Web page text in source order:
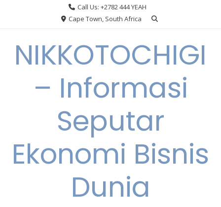
Call Us: +2782 444 YEAH
Cape Town, South Africa
NIKKOTOCHIGI
– Informasi
Seputar
Ekonomi Bisnis
Dunia